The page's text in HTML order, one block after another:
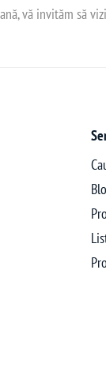
vă invităm să